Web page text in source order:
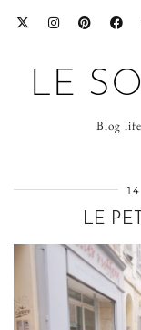
LE
Blog
LE